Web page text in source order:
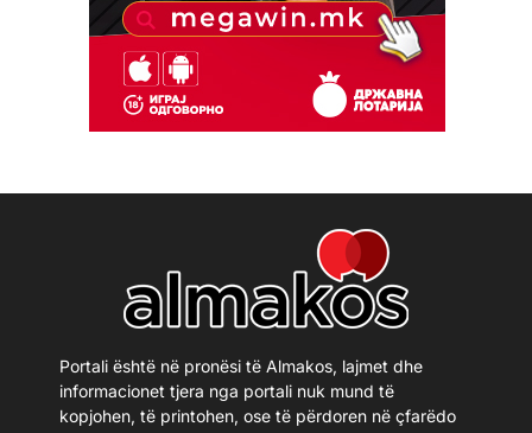
Portali është në pronësi të Almakos, lajmet dhe
informacionet tjera nga portali nuk mund të
kopjohen, të printohen, ose të përdoren në çfarëdo